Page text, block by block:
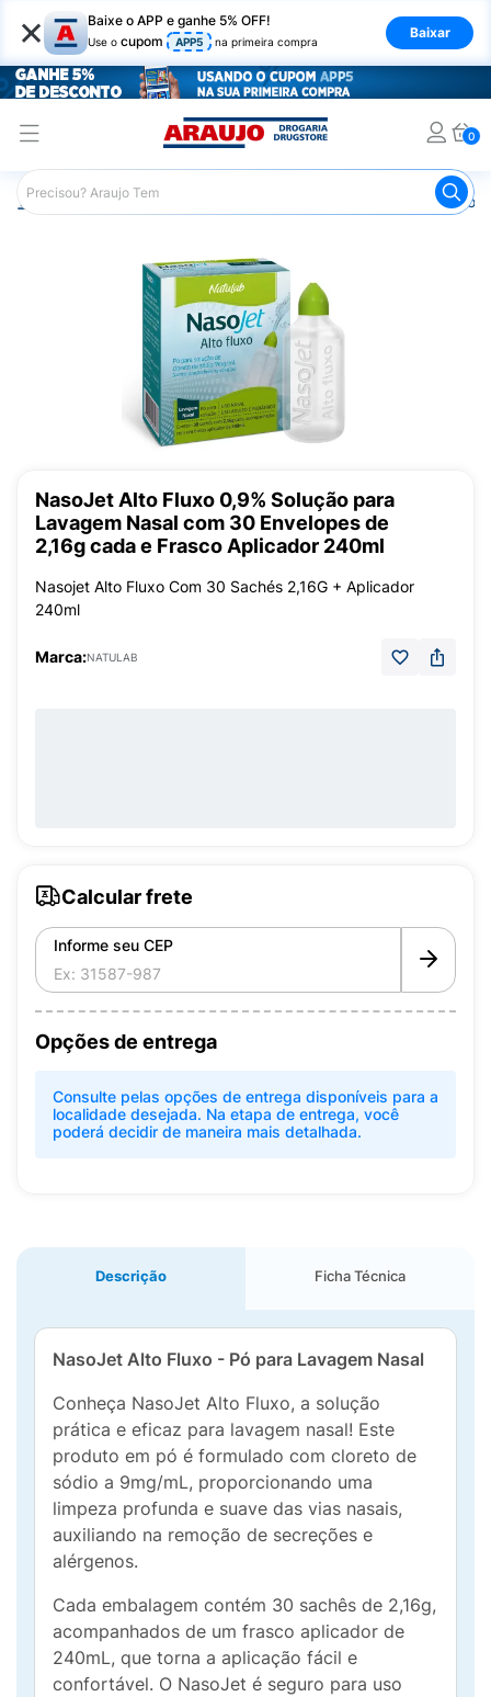
× Baixe o APP e ganhe 5% OFF!
Use o cupom APP5 na primeira compra
Baixar
0
Araujo Medicamentos Remédio para Gripe e Resfriado
NasoJet Alto Fluxo 0,9% Solução para
Lavagem Nasal com 30 Envelopes de
2,16g cada e Frasco Aplicador 240ml
Nasojet Alto Fluxo Com 30 Sachés 2,16G + Aplicador
240ml
Marca:NATULAB
Calcular frete
Informe seu CEP
Opções de entrega
Consulte pelas opções de entrega disponíveis para a
localidade desejada. Na etapa de entrega, você
poderá decidir de maneira mais detalhada.
Descrição Ficha Técnica
NasoJet Alto Fluxo - Pó para Lavagem Nasal
Conheça NasoJet Alto Fluxo, a solução
prática e eficaz para lavagem nasal! Este
produto em pó é formulado com cloreto de
sódio a 9mg/mL, proporcionando uma
limpeza profunda e suave das vias nasais,
auxiliando na remoção de secreções e
alérgenos.
Cada embalagem contém 30 sachês de 2,16g,
acompanhados de um frasco aplicador de
240mL, que torna a aplicação fácil e
confortável. O NasoJet é seguro para uso